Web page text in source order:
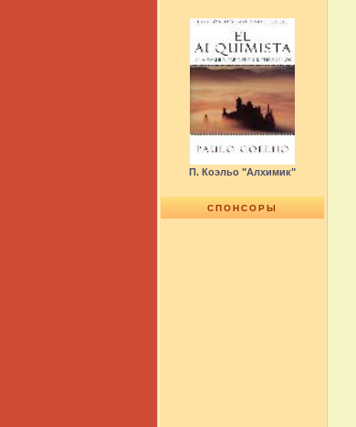
П. Коэльо "Алхимик"
СПОНСОРЫ